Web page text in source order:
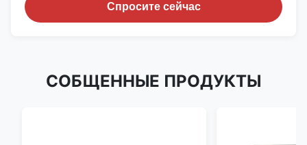
Спросите сейчас
СОБЩЕННЫЕ ПРОДУКТЫ